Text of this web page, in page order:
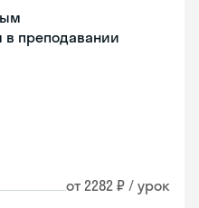
преподавании
от 2282 ₽ / урок